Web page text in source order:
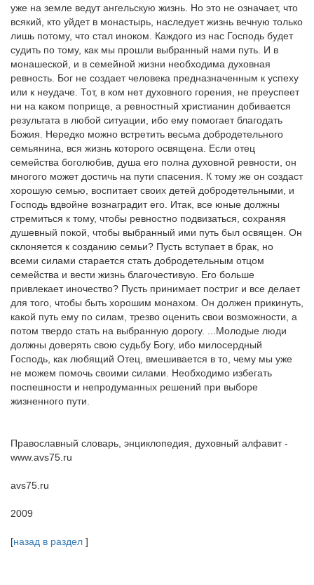
уже на земле ведут ангельскую жизнь. Но это не означает, что
всякий, кто уйдет в монастырь, наследует жизнь вечную только
лишь потому, что стал иноком. Каждого из нас Господь будет
судить по тому, как мы прошли выбранный нами путь. И в
монашеской, и в семейной жизни необходима духовная
ревность. Бог не создает человека предназначенным к успеху
или к неудаче. Тот, в ком нет духовного горения, не преуспеет
ни на каком поприще, а ревностный христианин добивается
результата в любой ситуации, ибо ему помогает благодать
Божия. Нередко можно встретить весьма добродетельного
семьянина, вся жизнь которого освящена. Если отец
семейства боголюбив, душа его полна духовной ревности, он
многого может достичь на пути спасения. К тому же он создаст
хорошую семью, воспитает своих детей добродетельными, и
Господь вдвойне вознаградит его. Итак, все юные должны
стремиться к тому, чтобы ревностно подвизаться, сохраняя
душевный покой, чтобы выбранный ими путь был освящен. Он
склоняется к созданию семьи? Пусть вступает в брак, но
всеми силами старается стать добродетельным отцом
семейства и вести жизнь благочестивую. Его больше
привлекает иночество? Пусть принимает постриг и все делает
для того, чтобы быть хорошим монахом. Он должен прикинуть,
какой путь ему по силам, трезво оценить свои возможности, а
потом твердо стать на выбранную дорогу. ...Молодые люди
должны доверять свою судьбу Богу, ибо милосердный
Господь, как любящий Отец, вмешивается в то, чему мы уже
не можем помочь своими силами. Необходимо избегать
поспешности и непродуманных решений при выборе
жизненного пути.
Православный словарь, энциклопедия, духовный алфавит -
www.avs75.ru
avs75.ru
2009
[назад в раздел ]